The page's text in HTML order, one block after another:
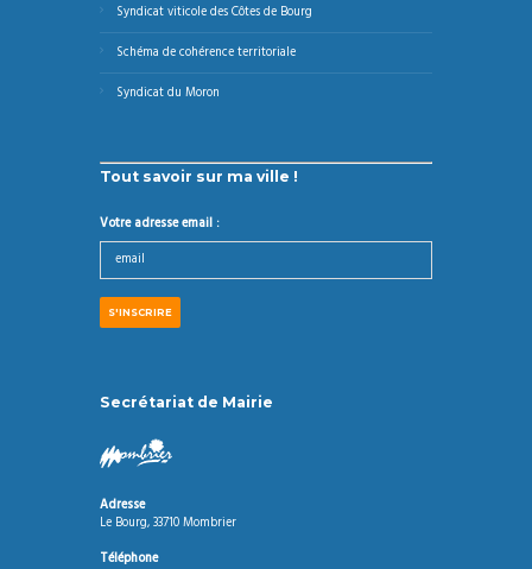
Syndicat viticole des Côtes de Bourg
Schéma de cohérence territoriale
Syndicat du Moron
Tout savoir sur ma ville !
Votre adresse email :
Secrétariat de Mairie
Adresse
Le Bourg, 33710 Mombrier
Téléphone